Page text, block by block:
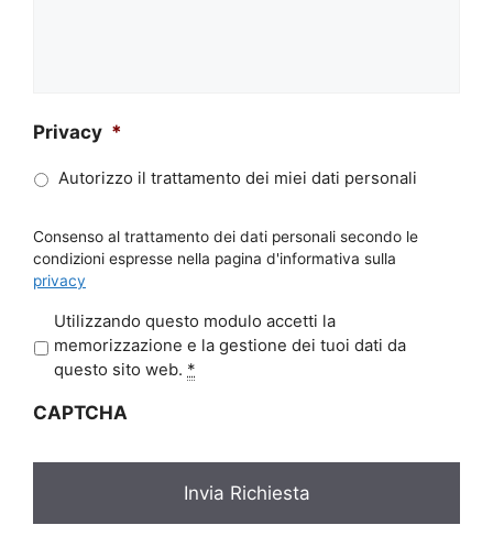
Privacy *
Autorizzo il trattamento dei miei dati personali
Consenso al trattamento dei dati personali secondo le
condizioni espresse nella pagina d'informativa sulla
privacy
r
a
y
Utilizzando questo modulo accetti la
memorizzazione e la gestione dei tuoi dati da
questo sito web. *
CAPTCHA